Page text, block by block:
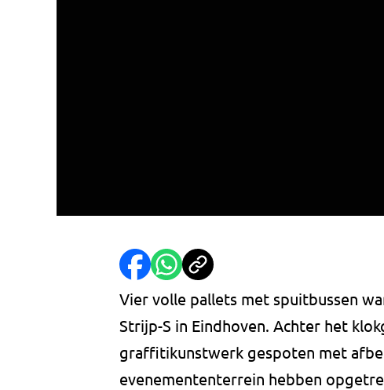
Vier volle pallets met spuitbussen
Strijp-S in Eindhoven. Achter het
graffitikunstwerk gespoten met
evenemententerrein hebben